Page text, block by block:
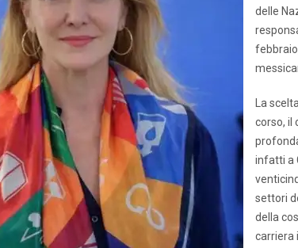
delle
La
corso, il
infatti a
settori
della
carriera